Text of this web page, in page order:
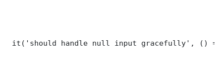
it('should handle null input gracefully', ()